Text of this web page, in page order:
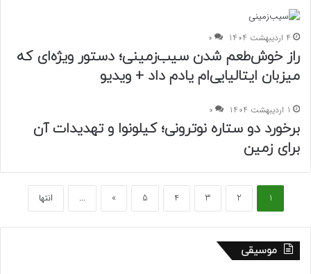
4 اردیبهشت 1404 0
راز خوش‌طعم شدن سیب‌زمینی؛ دستور ویژه‌ای که
میزبان ایتالیایی‌ام یادم داد + ویدیو
1 اردیبهشت 1404 0
برخورد دو ستاره نوترونی؛ کیلونوا و تهدیدات آن
برای زمین
1
2
3
4
5
»
... انتها
موسیقی